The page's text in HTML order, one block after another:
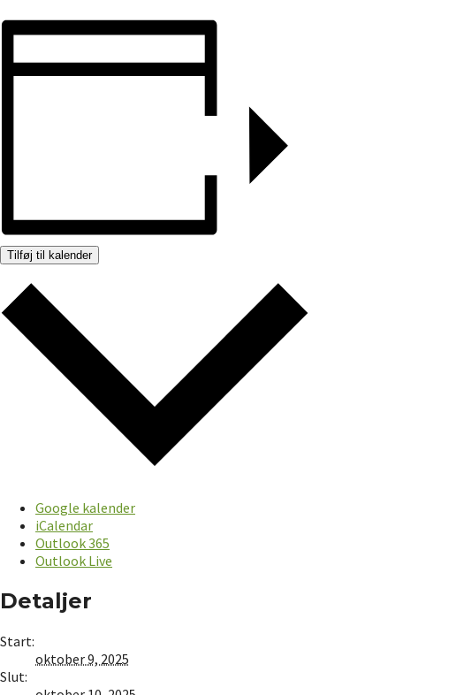
Tilføj til kalender
Google kalender
iCalendar
Outlook 365
Outlook Live
Detaljer
Start:
oktober 9, 2025
Slut: